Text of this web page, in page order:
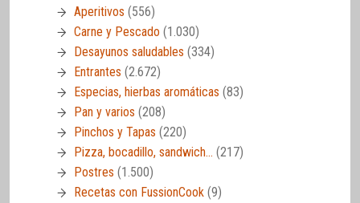
Aperitivos (556)
Carne y Pescado (1.030)
Desayunos saludables (334)
Entrantes (2.672)
Especias, hierbas aromáticas (83)
Pan y varios (208)
Pinchos y Tapas (220)
Pizza, bocadillo, sandwich… (217)
Postres (1.500)
Recetas con FussionCook (9)